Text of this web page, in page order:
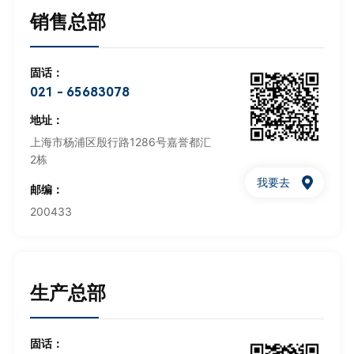
销售总部
固话：
021 - 65683078
地址：
上海市杨浦区殷行路1286号嘉誉都汇
2栋
邮编：
200433
我要去
生产总部
固话：